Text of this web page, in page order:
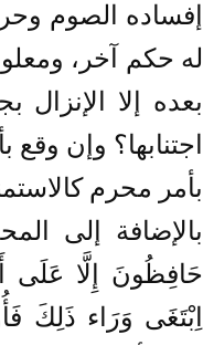
إفساده الصوم
له حكم آخر،
بعده إلا
اجتنابها؟ وإن
بأمر محرم
بالإضافة إلى
حَافِظُونَ إِلَّا عَلَى
اِبْتَغَى وَرَاء ذَلِكَ